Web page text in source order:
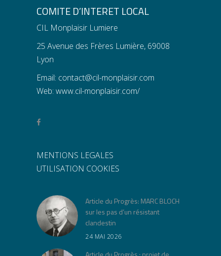
COMITE D’INTERET LOCAL
CIL Monplaisir Lumiere
25 Avenue des Frères Lumière, 69008
Lyon
Email: contact@cil-monplaisir.com
Web: www.cil-monplaisir.com/
MENTIONS LEGALES
UTILISATION COOKIES
Article du Progrès: MARC BLOCH
sur les pas d’un résistant
clandestin
24 MAI 2026